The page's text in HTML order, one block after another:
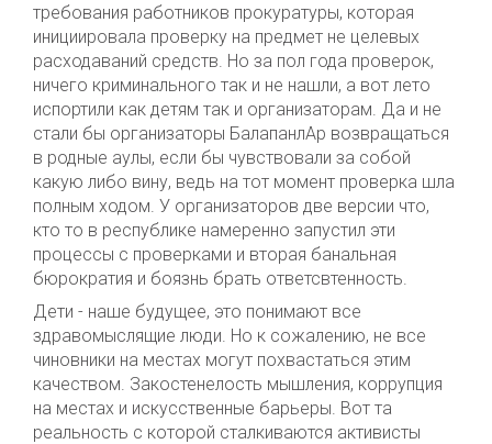
требования работников прокуратуры, которая
инициировала проверку на предмет не целевых
расходаваний средств. Но за пол года проверок,
ничего криминального так и не нашли, а вот лето
испортили как детям так и организаторам. Да и не
стали бы организаторы БалапанлАр возвращаться
в родные аулы, если бы чувствовали за собой
какую либо вину, ведь на тот момент проверка шла
полным ходом. У организаторов две версии что,
кто то в республике намеренно запустил эти
процессы с проверками и вторая банальная
бюрократия и боязнь брать ответсвтенность.
Дети - наше будущее, это понимают все
здравомыслящие люди. Но к сожалению, не все
чиновники на местах могут похвастаться этим
качеством. Закостенелость мышления, коррупция
на местах и искусственные барьеры. Вот та
реальность с которой сталкиваются активисты